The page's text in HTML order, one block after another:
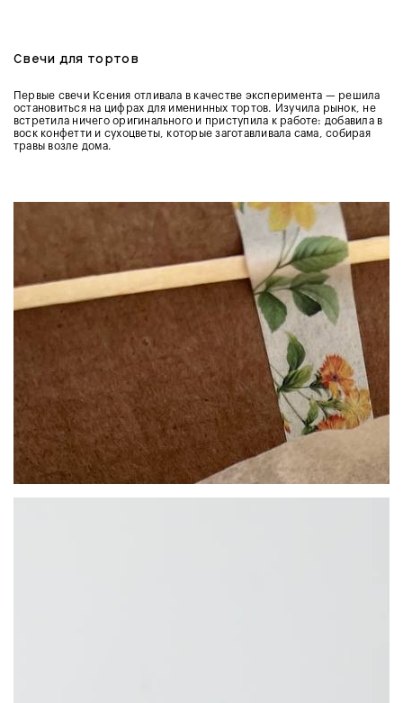
Свечи для тортов
Первые свечи Ксения отливала в качестве эксперимента — решила
остановиться на цифрах для именинных тортов. Изучила рынок, не
встретила ничего оригинального и приступила к работе: добавила в
воск конфетти и сухоцветы, которые заготавливала сама, собирая
травы возле дома.